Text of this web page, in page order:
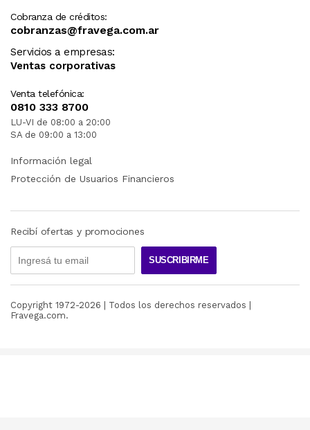
Cobranza de créditos:
cobranzas@fravega.com.ar
Servicios a empresas:
Ventas corporativas
Venta telefónica:
0810 333 8700
LU-VI de 08:00 a 20:00
SA de 09:00 a 13:00
Información legal
Protección de Usuarios Financieros
Recibí ofertas y promociones
SUSCRIBIRME
Copyright 1972-2026 | Todos los derechos reservados |
Fravega.com.